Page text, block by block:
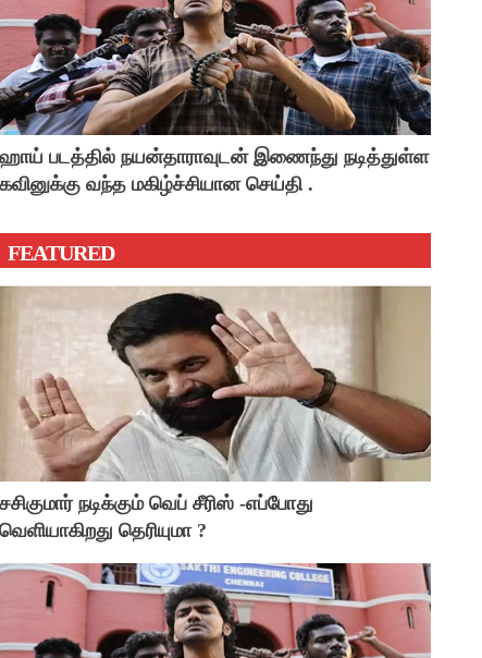
ஹாய் படத்தில் நயன்தாராவுடன் இணைந்து நடித்துள்ள
கவினுக்கு வந்த மகிழ்ச்சியான செய்தி .
FEATURED
சசிகுமார் நடிக்கும் வெப் சீரிஸ் -எப்போது
வெளியாகிறது தெரியுமா ?